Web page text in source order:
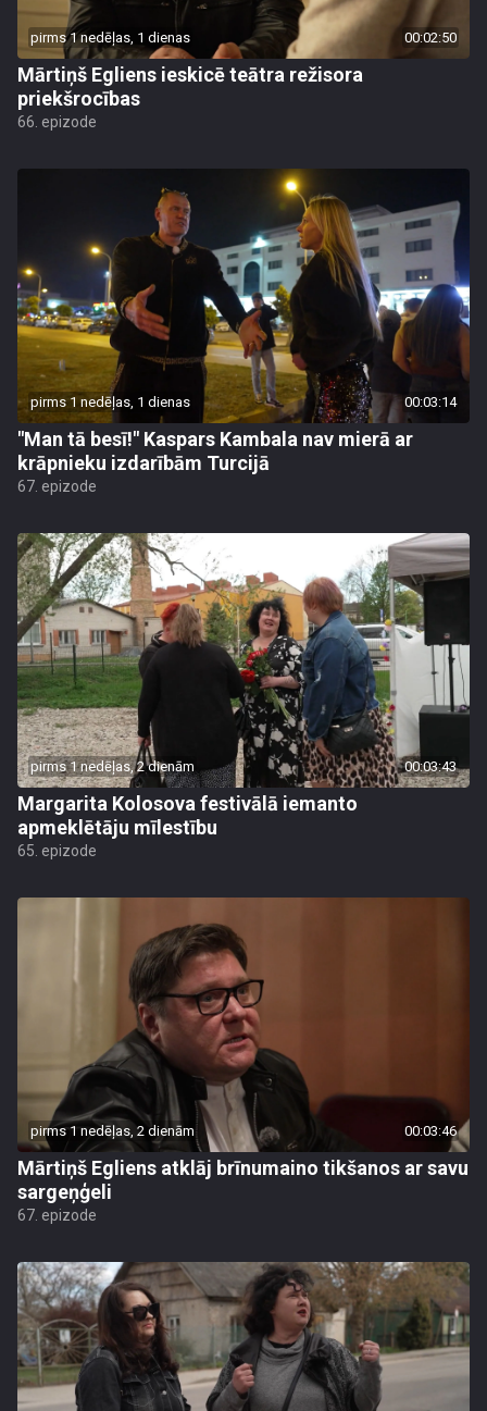
pirms 1 nedēļas, 1 dienas 00:02:50
Mārtiņš Egliens ieskicē teātra režisora
priekšrocības
66. epizode
pirms 1 nedēļas, 1 dienas 00:03:14
"Man tā besī!" Kaspars Kambala nav mierā ar
krāpnieku izdarībām Turcijā
67. epizode
pirms 1 nedēļas, 2 dienām 00:03:43
Margarita Kolosova festivālā iemanto
apmeklētāju mīlestību
65. epizode
pirms 1 nedēļas, 2 dienām 00:03:46
Mārtiņš Egliens atklāj brīnumaino tikšanos ar savu
sargeņģeli
67. epizode